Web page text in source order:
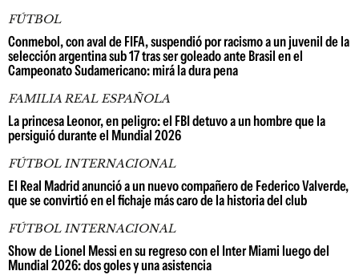
FÚTBOL
Conmebol, con aval de FIFA, suspendió por racismo a un juvenil de la
selección argentina sub 17 tras ser goleado ante Brasil en el
Campeonato Sudamericano: mirá la dura pena
FAMILIA REAL ESPAÑOLA
La princesa Leonor, en peligro: el FBI detuvo a un hombre que la
persiguió durante el Mundial 2026
FÚTBOL INTERNACIONAL
El Real Madrid anunció a un nuevo compañero de Federico Valverde,
que se convirtió en el fichaje más caro de la historia del club
FÚTBOL INTERNACIONAL
Show de Lionel Messi en su regreso con el Inter Miami luego del
Mundial 2026: dos goles y una asistencia